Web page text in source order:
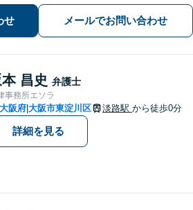
をご提案します
せ メールでお問い合わせ
昌史 弁護士
事務所エソラ
大阪府 大阪市東淀川区 淡路駅 から徒歩0分
詳細を見る